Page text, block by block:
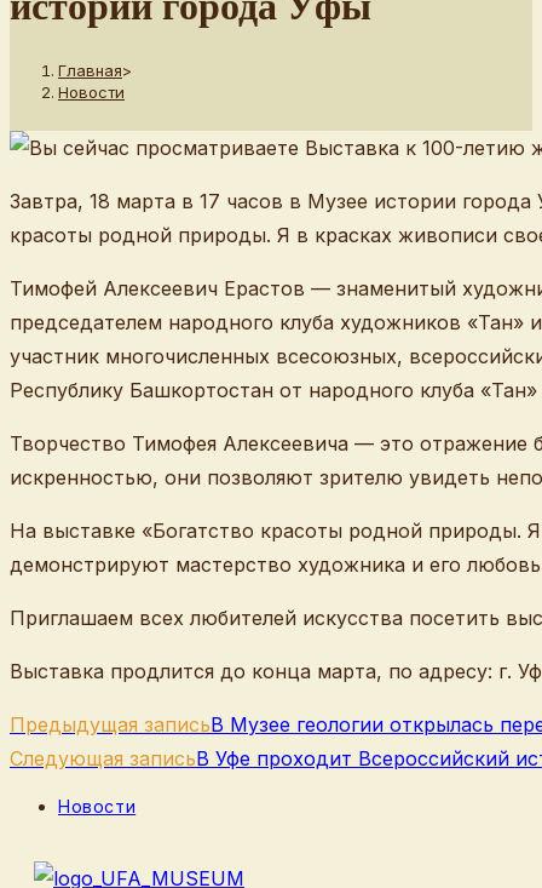
Главная>
Новости
Завтра, 18 марта в 17 часов в Музее истории
красоты родной природы. Я в красках живописи
Тимофей Алексеевич Ерастов — знаменитый
председателем народного клуба художников
участник многочисленных всесоюзных,
Республику Башкортостан от народного клуба
Творчество Тимофея Алексеевича — это отражение
искренностью, они позволяют зрителю увидеть
На выставке «Богатство красоты родной природы.
демонстрируют мастерство художника и его
Приглашаем всех любителей искусства посетить
Выставка продлится до конца марта, по адресу: г.
Еще
статьи
Предыдущая записьВ Музее геологии открылась
Следующая записьВ Уфе проходит Всероссийский
Рубрика
Новости